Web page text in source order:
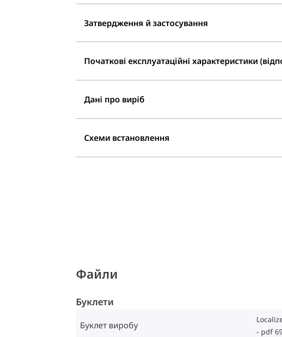
Затвердження й застосування
Початкові експлуатаційні характеристики
Дані про виріб
Схеми встановлення
Файли
Буклети
Буклет виробу
pdf